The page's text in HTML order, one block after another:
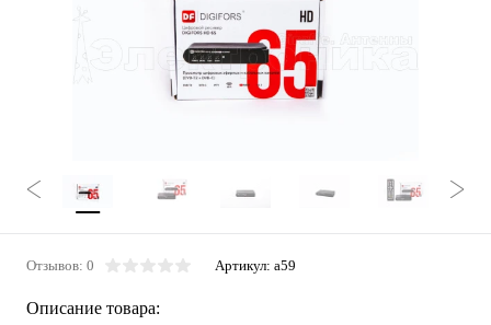
Отзывов: 0 Артикул: а59
Описание товара: